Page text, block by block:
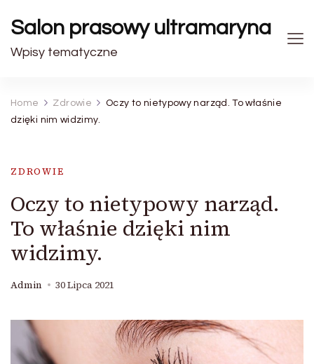
Salon prasowy ultramaryna
Wpisy tematyczne
Home Zdrowie
Oczy to nietypowy narząd. To właśnie
dzięki nim widzimy.
ZDROWIE
Oczy to nietypowy narząd.
To właśnie dzięki nim
widzimy.
Admin 30 Lipca 2021